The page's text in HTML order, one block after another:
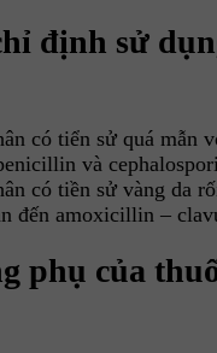
định sử
có tiển sử quá mẫn
và
có tiền sử vàng da
đến amoxicillin –
phụ của